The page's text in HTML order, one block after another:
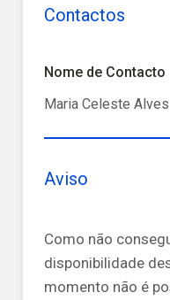
Contactos
Nome de Contacto
Maria Celeste Alves
Aviso
Como não
disponibilidade
momento não é